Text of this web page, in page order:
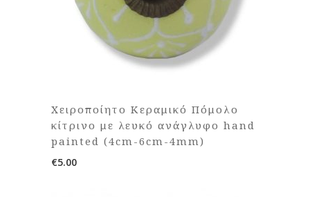
Χειροποίητο Κεραμικό Πόμολο
κίτρινο με λευκό ανάγλυφο hand
painted (4cm-6cm-4mm)
€5.00